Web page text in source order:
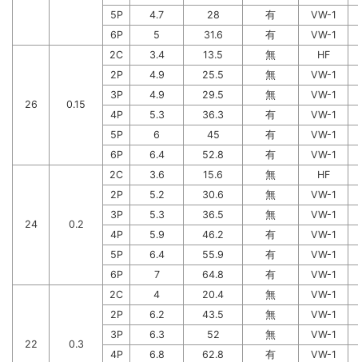
5P
4.7 28 有
VW-1
6P
5 31.6 有 VW-1
26 0.15
2C 3.4 13.5 無
HF
2P
4.9 25.5 無
VW-1
3P
4.9 29.5 無
VW-1
4P
5.3 36.3 有
VW-1
5P
6 45 有
VW-1
6P
6.4 52.8 有 VW-1
24 0.2
2C 3.6 15.6 無
HF
2P
5.2 30.6 無
VW-1
3P
5.3 36.5 無
VW-1
4P
5.9 46.2 有
VW-1
5P
6.4 55.9 有
VW-1
6P
7 64.8 有 VW-1
22 0.3
2C 4 20.4 無
VW-1
2P
6.2 43.5 無
VW-1
3P
6.3 52 無
VW-1
4P
6.8 62.8 有
VW-1